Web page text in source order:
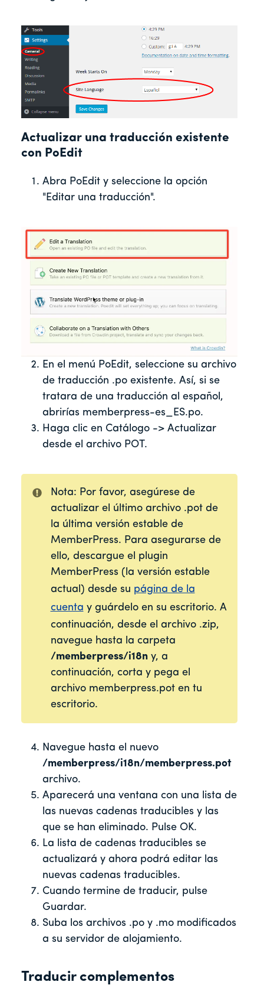
Actualizar una traducción existente
con PoEdit
Abra PoEdit y seleccione la opción
"Editar una traducción".
En el menú PoEdit, seleccione su archivo
de traducción .po existente. Así, si se
tratara de una traducción al español,
abrirías memberpress-es_ES.po.
Haga clic en Catálogo -> Actualizar
desde el archivo POT.
Nota: Por favor, asegúrese de
actualizar el último archivo .pot de
la última versión estable de
MemberPress. Para asegurarse de
ello, descargue el plugin
MemberPress (la versión estable
actual) desde su página de la
cuenta y guárdelo en su escritorio. A
continuación, desde el archivo .zip,
navegue hasta la carpeta
/memberpress/i18ny, a
continuación, corta y pega el
archivo memberpress.pot en tu
escritorio.
Navegue hasta el nuevo
/memberpress/i18n/memberpress.pot
archivo.
Aparecerá una ventana con una lista de
las nuevas cadenas traducibles y las
que se han eliminado. Pulse OK.
La lista de cadenas traducibles se
actualizará y ahora podrá editar las
nuevas cadenas traducibles.
Cuando termine de traducir, pulse
Guardar.
Suba los archivos .po y .mo modificados
a su servidor de alojamiento.
Traducir complementos